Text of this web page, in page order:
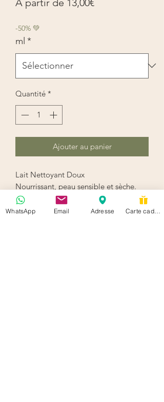
-50% 💚
ml *
Quantité *
Ajouter au panier
Lait Nettoyant Doux
Nourrissant, peau sensible et sèche.
Astuces : Peut s’appliquer à la main ou
WhatsApp Email Adresse Carte cadeau